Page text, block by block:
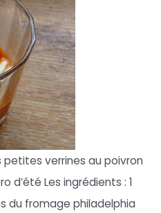
petites verrines au poivron
d’été Les ingrédients : 1
du fromage philadelphia